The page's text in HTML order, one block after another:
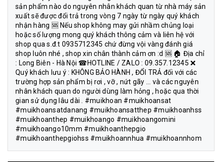
sản phẩm nào do nguyên nhân khách quan từ nhà máy sản
xuất sẽ được đổi trả trong vòng 7 ngày từ ngày quý khách
nhận hàng 🆘 Nếu shop không may gửi nhầm chủng loại
hoặc số lượng mong quý khách thông cảm và liên hệ với
shop qua s.đ.t 0935712345 chứ đừng vội vàng đánh giá
shop luôn nhé , shop xin chân thành cảm ơn :d 🆘 🏠 Địa chỉ
: Long Biên - Hà Nội ☎HOTLINE / ZALO : 09.357.12345 ❌
Quý khách lưu ý : KHÔNG BẢO HÀNH , ĐỔI TRẢ đối với các
trường hợp sản phẩm bị rơi , vỡ , nứt gãy ... và các nguyên
nhân khách quan do người dùng làm hỏng , hoặc qua thời
gian sử dụng lâu dài . #muikhoan #muikhoansat
#muikhoansatdanang #muikhoansatthep #muikhoanhss
#muikhoanthep #muikhoango #muikhoangomini
#muikhoango10mm #muikhoanthepgio
#muikhoanthepgiohss #muikhoannhua #muikhoannhom